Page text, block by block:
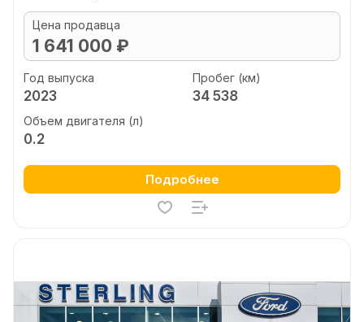
Цена продавца
1 641 000 ₽
Год выпуска
2023
Пробег (км)
34 538
Объем двигателя (л)
0.2
Подробнее